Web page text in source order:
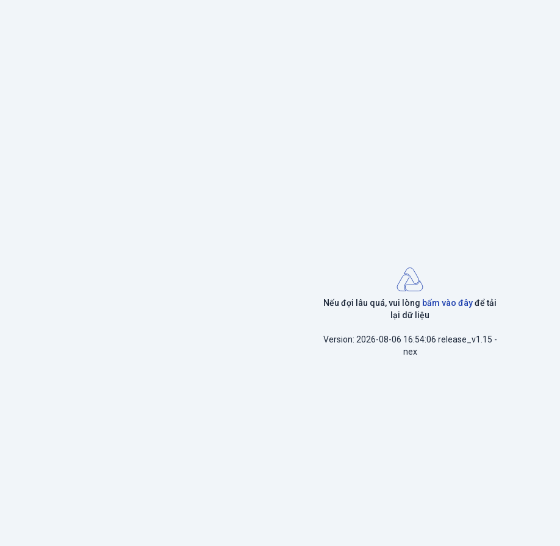
Nếu đợi lâu quá, vui lòng bấm vào đâyđể tải
lại dữ liệu
Version: 2026-08-06 16:54:06 release_v1.15 -
nex